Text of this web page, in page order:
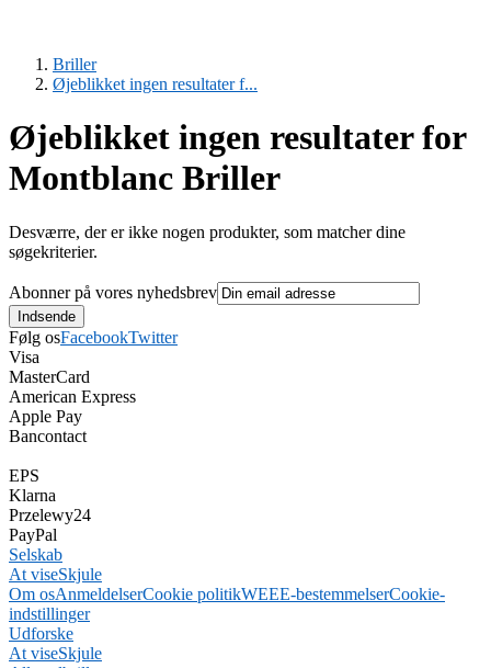
Briller
Øjeblikket ingen resultater f...
Øjeblikket ingen resultater for
Montblanc Briller
Desværre, der er ikke nogen produkter, som matcher dine
søgekriterier.
Abonner på vores nyhedsbrev
Følg osFacebookTwitter
Visa
MasterCard
American Express
Apple Pay
Bancontact
EPS
Klarna
Przelewy24
PayPal
Selskab
At viseSkjule
Om osAnmeldelserCookie politikWEEE-bestemmelserCookie-
indstillinger
Udforske
At viseSkjule